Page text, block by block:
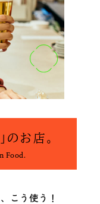
のお店。
Food.
こう使う！